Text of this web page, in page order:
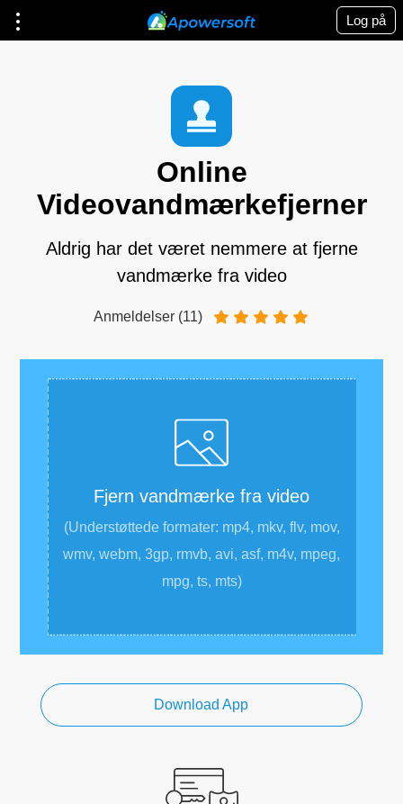
Log på
Online
Videovandmærkefjerner
Aldrig har det været nemmere at fjerne
vandmærke fra video
Anmeldelser (11)
Fjern vandmærke fra video
(Understøttede formater: mp4, mkv, flv, mov,
wmv, webm, 3gp, rmvb, avi, asf, m4v, mpeg,
mpg, ts, mts)
Download App